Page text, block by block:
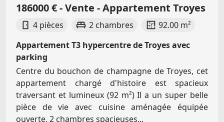
186000 € - Vente - Appartement Troyes
4 pièces 2 chambres
92.00 m²
Appartement T3 hypercentre de Troyes avec
parking
Centre du bouchon de champagne de Troyes, cet
appartement chargé d'histoire est spacieux
traversant et lumineux (92 m²) Il a un super belle
pièce de vie avec cuisine aménagée équipée
ouverte, 2 chambres spacieuses...